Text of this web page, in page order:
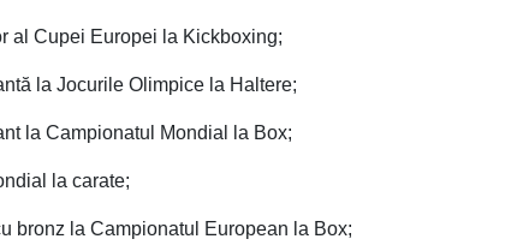
al Cupei Europei la Kickboxing;
la Jocurile Olimpice la Haltere;
la Campionatul Mondial la Box;
la carate;
bronz la Campionatul European la Box;